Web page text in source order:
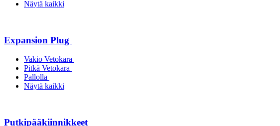
Näytä kaikki
Expansion Plug
Vakio Vetokara
Pitkä Vetokara
Pallolla
Näytä kaikki
Putkipääkiinnikkeet